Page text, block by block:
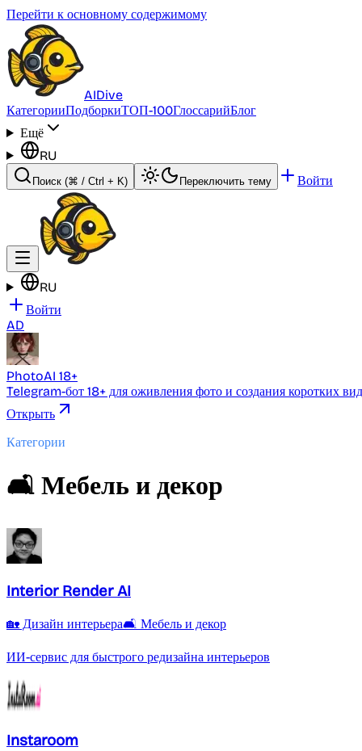
Перейти к основному содержимому
AIDive
КатегорииПодборкиТОП-100ГлоссарийБлог
Ещё
RU
Поиск (⌘ / Ctrl + K) Переключить тему Войти
RU
Войти
AD
PhotoAI 18+
Telegram-бот 18+ для оживления фото и создания коротких
Открыть
Категории
🛋️ Мебель и декор
Interior Render AI
🏡 Дизайн интерьера🛋️ Мебель и декор
ИИ-сервис для быстрого редизайна интерьеров
Instaroom